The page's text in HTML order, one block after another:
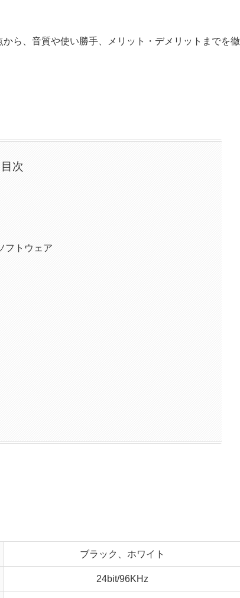
ら、音質や使い勝手、メリット・デメリットまでを徹
目次
フトウェア
ブラック、ホワイト
24bit/96KHz